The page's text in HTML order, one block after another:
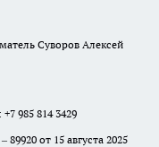
Суворов Алексей
+7 985 814 3429
от 15 августа 2025